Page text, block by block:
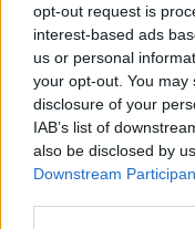
opt-out request is
interest-based ads
us or personal
your opt-out. You
disclosure of your
IAB’s list of
also be disclosed by
Downstream